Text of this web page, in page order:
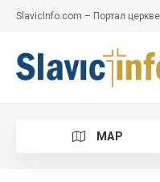
SlavicInfo.com – Портал
MAP